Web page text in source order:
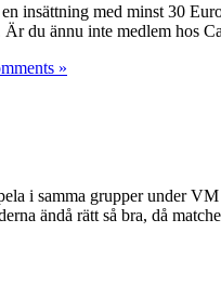
insättning med minst 30
du ännu inte medlem hos
»
i samma grupper under
ändå rätt så bra, då